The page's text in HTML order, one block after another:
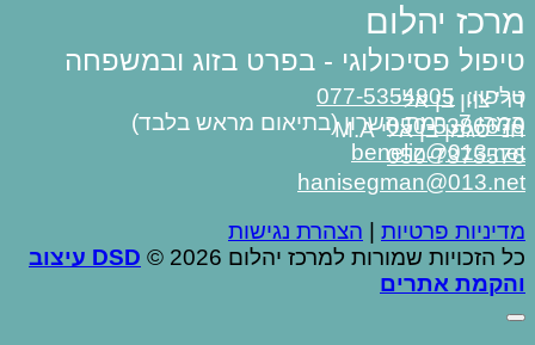
מרכז יהלום
טיפול פסיכולוגי - בפרט בזוג ובמשפחה
טלפון: 077-5354805
המרי 7, רמת השרון (בתיאום מראש בלבד)
דר' ציון בן אלי
050-5386679
beneliz@013.net
חני סגמן בן אלי M.A
050-7375576
hanisegman@013.net
מדיניות פרטיות
הצהרת נגישות
כל הזכויות שמורות למרכז יהלום 2026 ©
DSD עיצוב
והקמת אתרים